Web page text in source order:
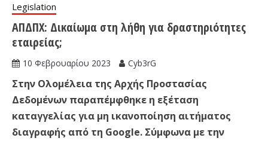
Legislation
ΑΠΔΠΧ: Δικαίωμα στη λήθη για δραστηριότητες
εταιρείας;
10 Φεβρουαρίου 2023 Cyb3rG
Στην Ολομέλεια της Αρχής Προστασίας
Δεδομένων παραπέμφθηκε η εξέταση
καταγγελίας για μη ικανοποίηση αιτήματος
διαγραφής από τη Google. Σύμφωνα με την